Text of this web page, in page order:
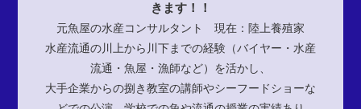
きます！！
元魚屋の水産コンサルタント 現在：陸上養殖家
水産流通の川上から川下までの経験（バイヤー・水産
流通・魚屋・漁師など）を活かし、
大手企業からの捌き教室の講師やシーフードショーな